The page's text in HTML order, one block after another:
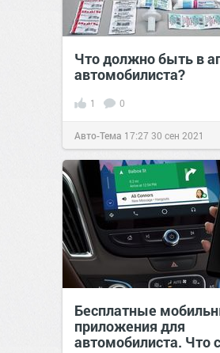
Что должно быть в
автомобилиста?
1 0
Авто-Тема 17:27 30 сен 2021
Бесплатные
приложения для
автомобилиста. Что